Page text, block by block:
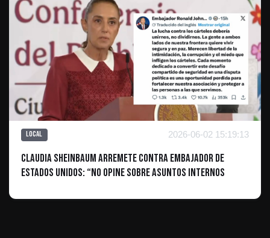
Local 2026-06-02 15:19:13
Claudia Sheinbaum arremete contra embajador de
Estados Unidos: “No opine sobre asuntos internos